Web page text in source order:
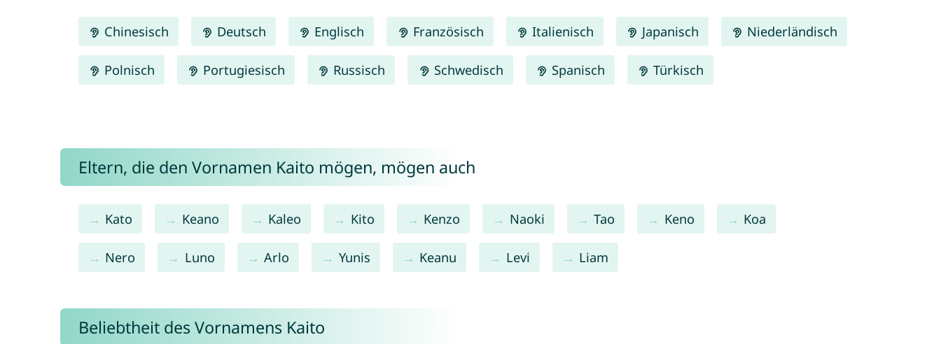
Chinesisch Deutsch Englisch Französisch Italienisch Japanisch Niederländisch
Polnisch Portugiesisch Russisch Schwedisch Spanisch Türkisch
Eltern, die den Vornamen Kaito mögen, mögen auch
Kato Keano Kaleo Kito Kenzo Naoki Tao Keno Koa
Nero Luno Arlo Yunis Keanu Levi Liam
Beliebtheit des Vornamens Kaito